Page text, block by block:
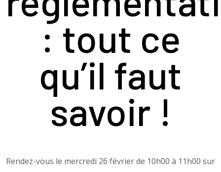
: tout ce
qu’il faut
savoir !
Rendez-vous le mercredi 26 février de 10h00 à 11h00 sur